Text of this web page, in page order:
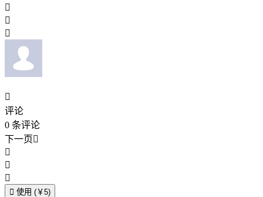




评论
0 条评论
下一页



 使用 (￥5)